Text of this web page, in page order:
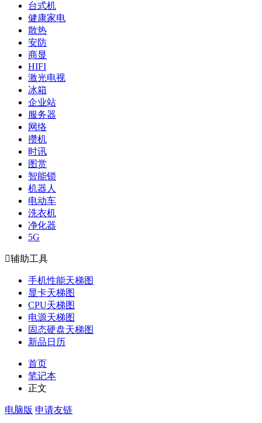
台式机
健康家电
散热
安防
商显
HIFI
激光电视
冰箱
企业站
服务器
网络
攒机
时讯
图赏
智能锁
机器人
电动车
洗衣机
净化器
5G
辅助工具
手机性能天梯图
显卡天梯图
CPU天梯图
电源天梯图
固态硬盘天梯图
新品日历
首页
笔记本
正文
电脑版 申请友链